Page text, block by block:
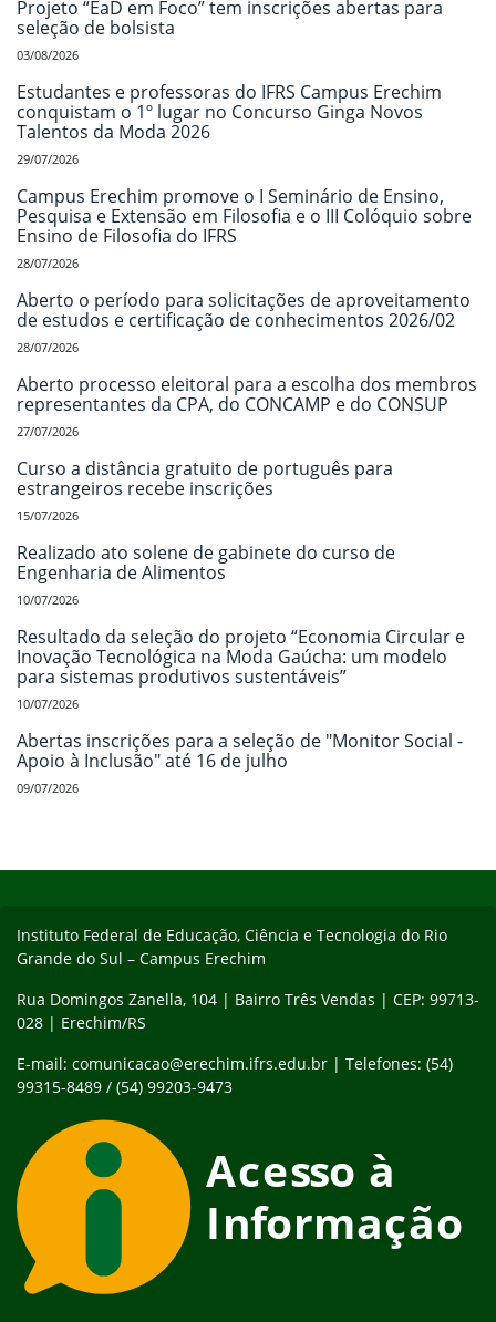
Projeto “EaD em Foco” tem inscrições abertas para
seleção de bolsista
03/08/2026
Estudantes e professoras do IFRS Campus Erechim
conquistam o 1º lugar no Concurso Ginga Novos
Talentos da Moda 2026
29/07/2026
Campus Erechim promove o I Seminário de Ensino,
Pesquisa e Extensão em Filosofia e o III Colóquio sobre
Ensino de Filosofia do IFRS
28/07/2026
Aberto o período para solicitações de aproveitamento
de estudos e certificação de conhecimentos 2026/02
28/07/2026
Aberto processo eleitoral para a escolha dos membros
representantes da CPA, do CONCAMP e do CONSUP
27/07/2026
Curso a distância gratuito de português para
estrangeiros recebe inscrições
15/07/2026
Realizado ato solene de gabinete do curso de
Engenharia de Alimentos
10/07/2026
Resultado da seleção do projeto “Economia Circular e
Inovação Tecnológica na Moda Gaúcha: um modelo
para sistemas produtivos sustentáveis”
10/07/2026
Abertas inscrições para a seleção de "Monitor Social -
Apoio à Inclusão" até 16 de julho
09/07/2026
Instituto Federal de Educação, Ciência e Tecnologia do Rio
Grande do Sul – Campus Erechim
Rua Domingos Zanella, 104 | Bairro Três Vendas | CEP: 99713-
028 | Erechim/RS
E-mail: comunicacao@erechim.ifrs.edu.br | Telefones: (54)
99315-8489 / (54) 99203-9473